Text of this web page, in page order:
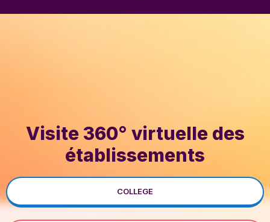
Visite 360° virtuelle des
établissements
COLLEGE